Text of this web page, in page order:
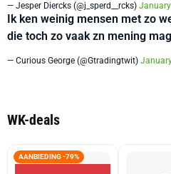
— Jesper Diercks (@j_sperd__rcks)
Ik ken weinig mensen met zo
die toch zo vaak zn mening
— Curious George (@Gtradingtwit)
WK-deals
AANBIEDING -79%